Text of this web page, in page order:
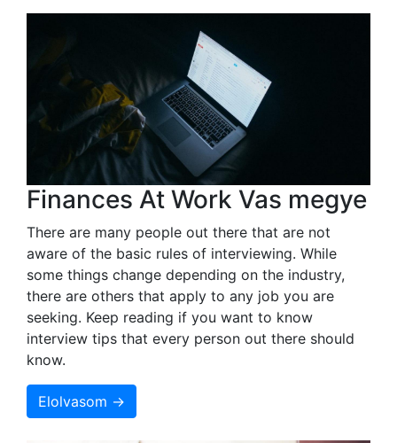
Finances At Work Vas megye
There are many people out there that are not
aware of the basic rules of interviewing. While
some things change depending on the industry,
there are others that apply to any job you are
seeking. Keep reading if you want to know
interview tips that every person out there should
know.
Elolvasom →